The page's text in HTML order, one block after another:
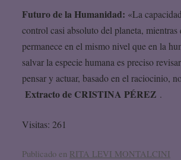
Futuro de la Humanidad: «La
control casi absoluto del planeta,
permanece en el mismo nivel que en la
salvar la especie humana es preciso
pensar y actuar, basado en el raciocinio,
Extracto de CRISTINA PÉREZ .
Visitas: 261
Publicado en RITA LEVI MONTALCINI